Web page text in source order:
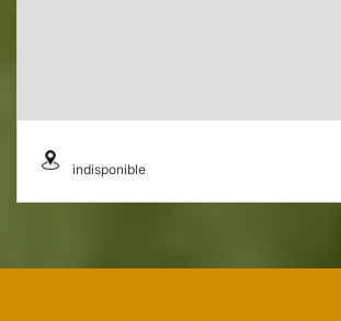
indisponible